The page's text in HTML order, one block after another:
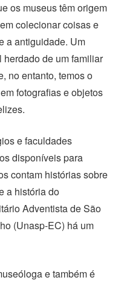
os museus têm origem
colecionar coisas e
a antiguidade. Um
de um familiar
no entanto, temos o
fotografias e objetos
e faculdades
disponíveis para
contam histórias sobre
a história do
Adventista de São
(Unasp-EC) há um
e também é